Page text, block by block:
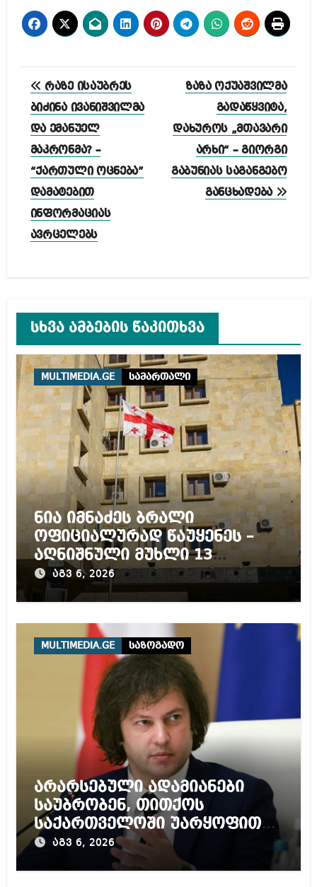
პოსტის
ნავიგაცია
რაზე ისაუბრეს
ბიძინა ივანიშვილმა
და ემანუელ
მაკრონმა? –
“ქართული ოცნება”
დამატებით
ინფორმაციას
ავრცელებს
ზაზა ოქუაშვილმა
გადაწყვიტა,
დახუროს „მთავარი
არხი“ – გიორგი
გაბუნიას საგანგებო
განცხადება
სხვა ამბების წაკითხვა
MULTIMEDIA.GE სამართალი
ნია იმნაძეს ბრალი
ოფიციალურად წაუყენეს –
აღნიშნული მუხლი 13
წლამდე პატიმრობას
ითვალისწინებს
აგვ 6, 2026
MULTIMEDIA.GE საზოგადო
არარსებული ადამიანები
საუბრობენ, თითქოს
საქართველოში უარყოფითი
გარემოა შექმნილი რუსი
ტურისტებისთვის, ჩვენი კარი
აგვ 6, 2026